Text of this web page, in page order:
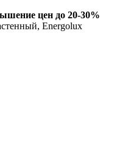
цен до 20-30%
Energolux